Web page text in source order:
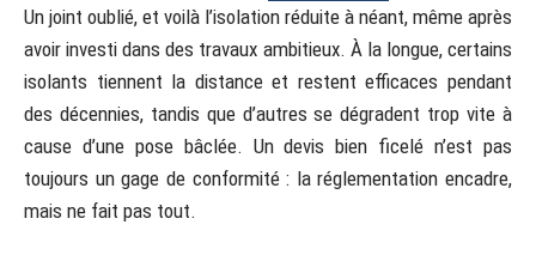
Un joint oublié, et voilà l’isolation réduite à néant, même après
avoir investi dans des travaux ambitieux. À la longue, certains
isolants tiennent la distance et restent efficaces pendant
des décennies, tandis que d’autres se dégradent trop vite à
cause d’une pose bâclée. Un devis bien ficelé n’est pas
toujours un gage de conformité : la réglementation encadre,
mais ne fait pas tout.